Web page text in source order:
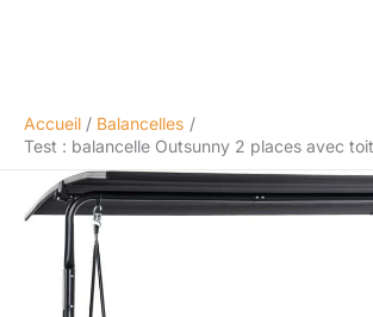
Accueil
Balancelles
Test : balancelle Outsunny 2 places avec